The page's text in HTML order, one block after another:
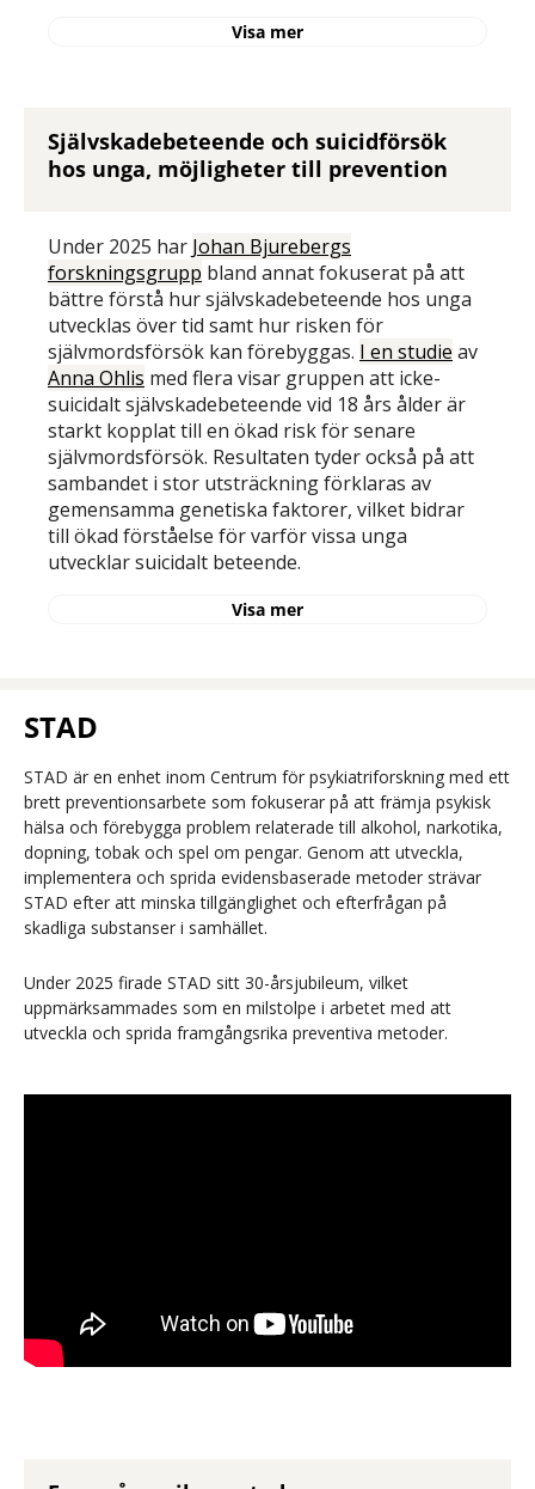
Visa mer
Självskadebeteende och suicidförsök
hos unga, möjligheter till prevention
Under 2025 har Johan Bjurebergs
forskningsgrupp bland annat fokuserat på att
bättre förstå hur självskadebeteende hos unga
utvecklas över tid samt hur risken för
självmordsförsök kan förebyggas. I en studie av
Anna Ohlis med flera visar gruppen att icke-
suicidalt självskadebeteende vid 18 års ålder är
starkt kopplat till en ökad risk för senare
självmordsförsök. Resultaten tyder också på att
sambandet i stor utsträckning förklaras av
gemensamma genetiska faktorer, vilket bidrar
till ökad förståelse för varför vissa unga
utvecklar suicidalt beteende.
Visa mer
STAD
STAD är en enhet inom Centrum för psykiatriforskning med ett
brett preventionsarbete som fokuserar på att främja psykisk
hälsa och förebygga problem relaterade till alkohol, narkotika,
dopning, tobak och spel om pengar. Genom att utveckla,
implementera och sprida evidensbaserade metoder strävar
STAD efter att minska tillgänglighet och efterfrågan på
skadliga substanser i samhället.
Under 2025 firade STAD sitt 30-årsjubileum, vilket
uppmärksammades som en milstolpe i arbetet med att
utveckla och sprida framgångsrika preventiva metoder.